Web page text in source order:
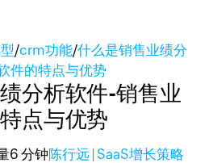
/crm功能/什么是销售业绩分
件的特点与优势
分析软件-销售业
点与优势
6 分钟陈行远 | SaaS增长策略